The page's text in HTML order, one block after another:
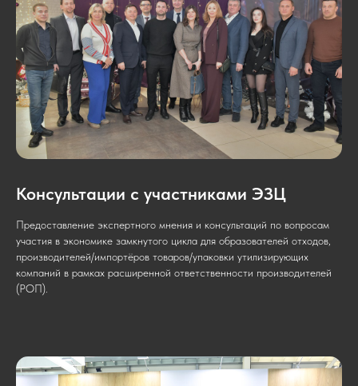
Консультации с участниками ЭЗЦ
Предоставление экспертного мнения и консультаций по вопросам
участия в экономике замкнутого цикла для образователей отходов,
производителей/импортёров товаров/упаковки утилизирующих
компаний в рамках расширенной ответственности производителей
(РОП).